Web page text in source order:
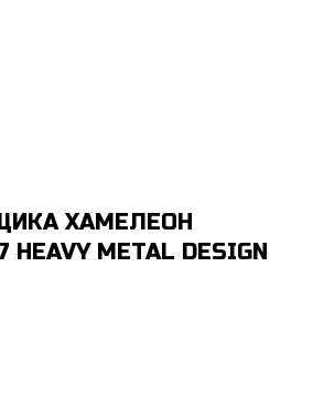
ХАМЕЛЕОН
HEAVY METAL DESIGN